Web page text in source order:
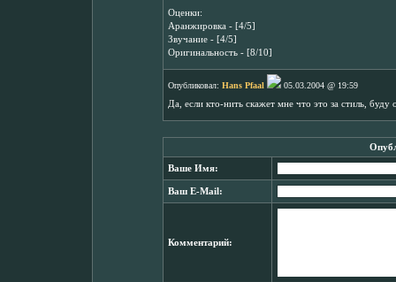
Оценки:
Аранжировка - [4/5]
Звучание - [4/5]
Оригинальность - [8/10]
Опубликовал: Hans Pfaal
05.03.2004 @ 19:59
Да, если кто-нить скажет мне что это за стиль, буду
Ваше Имя:
Ваш E-Mail:
Комментарий: